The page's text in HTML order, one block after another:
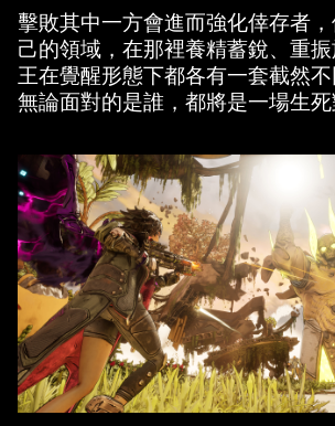
點
擊
「
放
」
即
表
示
你
同
意
YouT
ube
擊敗其中一方會進而強化倖存者
己的領域，在那裡養精蓄銳、重
王在覺醒形態下都各有一套截然
無論面對的是誰，都將是一場生死